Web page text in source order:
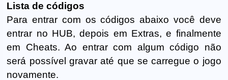
Lista de códigos
Para entrar com os códigos abaixo você deve
entrar no HUB, depois em Extras, e finalmente
em Cheats. Ao entrar com algum código não
será possível gravar até que se carregue o jogo
novamente.